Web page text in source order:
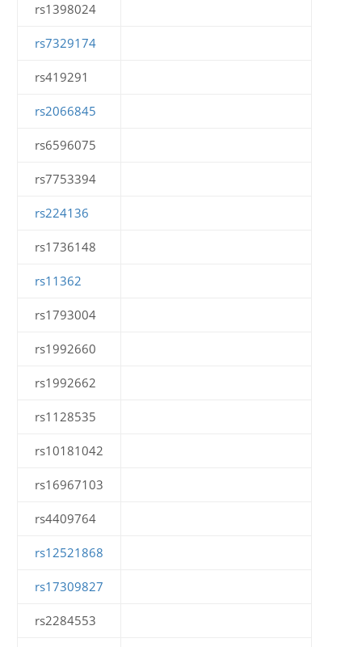
rs1398024
rs7329174
rs419291
rs2066845
rs6596075
rs7753394
rs224136
rs1736148
rs11362
rs1793004
rs1992660
rs1992662
rs1128535
rs10181042
rs16967103
rs4409764
rs12521868
rs17309827
rs2284553